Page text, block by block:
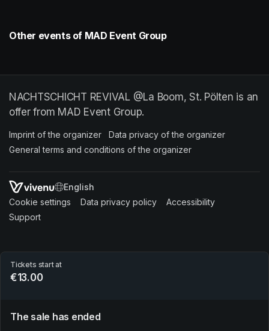
Tickets start at
€13.00
The sale has ended
Other events of MAD Event Group
NACHTSCHICHT REVIVAL @La Boom, St. Pölten is an
offer from MAD Event Group.
Imprint of the organizer (opens in a new tab)
Data privacy of the organizer
General terms and conditions of the organizer
SWITCH LANGUAGE
Cookie settings (opens in a new tab)
Data privacy policy (opens in a new tab)
Accessibility
Support